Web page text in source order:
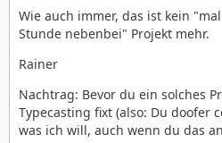
Wie auch immer, das ist kein
Stunde nebenbei" Projekt mehr.
Rainer
Nachtrag: Bevor du ein solches
Typecasting fixt (also: Du doofer
was ich will, auch wenn du das